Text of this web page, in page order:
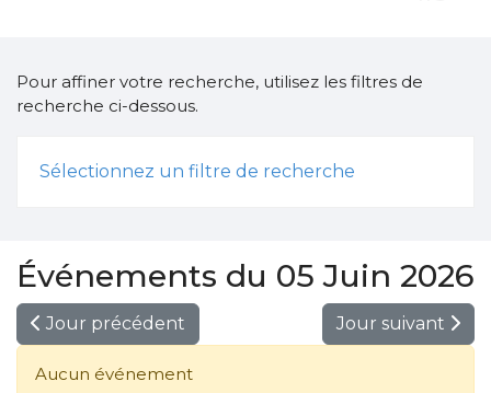
Pour affiner votre recherche, utilisez les filtres de
recherche ci-dessous.
Sélectionnez un filtre de recherche
Événements du 05 Juin 2026
Jour précédent Jour suivant
Aucun événement